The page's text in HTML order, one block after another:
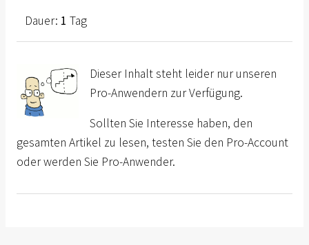
Dauer: 1 Tag
Dieser Inhalt steht leider nur unseren
Pro-Anwendern zur Verfügung.
Sollten Sie Interesse haben, den
gesamten Artikel zu lesen, testen Sie den Pro-Account
oder werden Sie Pro-Anwender.